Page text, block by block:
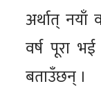
अर्थात्
वर्ष पूरा
बताउँछन् ।